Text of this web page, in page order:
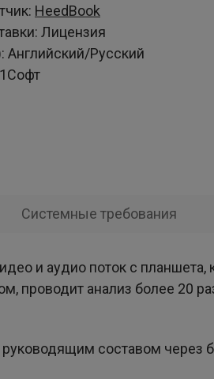
HeedBook
Лицензия
Английский/Русский
1Софт
Системные требования
и аудио поток с
проводит анализ более 20
составом через